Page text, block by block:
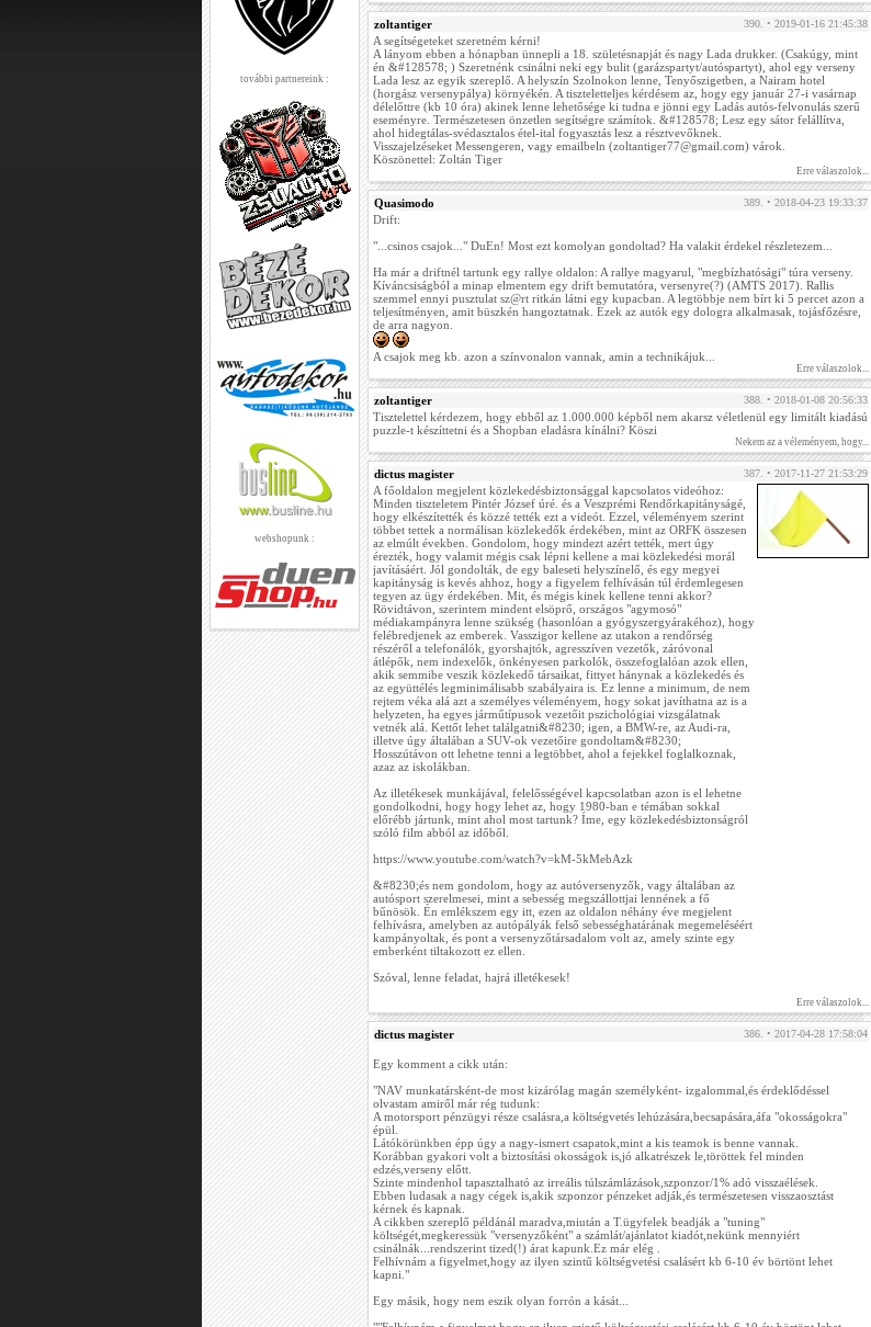
további partnereink :
webshopunk :
zoltantiger 390. • 2019-01-16 21:45:38
A segítségeteket szeretném kérni!
A lányom ebben a hónapban ünnepli a 18. születésnapját és nagy Lada drukker. (Csakúgy, mint
én &#128578; ) Szeretnénk csinálni neki egy bulit (garázspartyt/autóspartyt), ahol egy verseny
Lada lesz az egyik szereplő. A helyszín Szolnokon lenne, Tenyőszigetben, a Nairam hotel
(horgász versenypálya) környékén. A tiszteletteljes kérdésem az, hogy egy január 27-i vasárnap
délelőttre (kb 10 óra) akinek lenne lehetősége ki tudna e jönni egy Ladás autós-felvonulás szerű
eseményre. Természetesen önzetlen segítségre számítok. &#128578; Lesz egy sátor felállítva,
ahol hidegtálas-svédasztalos étel-ital fogyasztás lesz a résztvevőknek.
Visszajelzéseket Messengeren, vagy emailbeln (zoltantiger77@gmail.com) várok.
Köszönettel: Zoltán Tiger
Erre válaszolok...
Quasimodo 389. • 2018-04-23 19:33:37
Drift:
"...csinos csajok..." DuEn! Most ezt komolyan gondoltad? Ha valakit érdekel részletezem...
Ha már a driftnél tartunk egy rallye oldalon: A rallye magyarul, "megbízhatósági" túra verseny.
Kíváncsiságból a minap elmentem egy drift bemutatóra, versenyre(?) (AMTS 2017). Rallis
szemmel ennyi pusztulat sz@rt ritkán látni egy kupacban. A legtöbbje nem bírt ki 5 percet azon a
teljesítményen, amit büszkén hangoztatnak. Ezek az autók egy dologra alkalmasak, tojásfőzésre,
de arra nagyon.
A csajok meg kb. azon a színvonalon vannak, amin a technikájuk...
Erre válaszolok...
zoltantiger 388. • 2018-01-08 20:56:33
Tisztelettel kérdezem, hogy ebből az 1.000.000 képből nem akarsz véletlenül egy limitált kiadású
puzzle-t készíttetni és a Shopban eladásra kínálni? Köszi
Nekem az a véleményem, hogy...
dictus magister 387. • 2017-11-27 21:53:29
A főoldalon megjelent közlekedésbiztonsággal kapcsolatos videóhoz:
Minden tiszteletem Pintér József úré. és a Veszprémi Rendőrkapitányságé,
hogy elkészítették és közzé tették ezt a videót. Ezzel, véleményem szerint
többet tettek a normálisan közlekedők érdekében, mint az ORFK összesen
az elmúlt években. Gondolom, hogy mindezt azért tették, mert úgy
érezték, hogy valamit mégis csak lépni kellene a mai közlekedési morál
javításáért. Jól gondolták, de egy baleseti helyszínelő, és egy megyei
kapitányság is kevés ahhoz, hogy a figyelem felhívásán túl érdemlegesen
tegyen az ügy érdekében. Mit, és mégis kinek kellene tenni akkor?
Rövidtávon, szerintem mindent elsöprő, országos "agymosó"
médiakampányra lenne szükség (hasonlóan a gyógyszergyárakéhoz), hogy
felébredjenek az emberek. Vasszigor kellene az utakon a rendőrség
részéről a telefonálók, gyorshajtók, agresszíven vezetők, záróvonal
átlépők, nem indexelők, önkényesen parkolók, összefoglalóan azok ellen,
akik semmibe veszik közlekedő társaikat, fittyet hánynak a közlekedés és
az együttélés legminimálisabb szabályaira is. Ez lenne a minimum, de nem
rejtem véka alá azt a személyes véleményem, hogy sokat javíthatna az is a
helyzeten, ha egyes járműtípusok vezetőit pszichológiai vizsgálatnak
vetnék alá. Kettőt lehet találgatni&#8230; igen, a BMW-re, az Audi-ra,
illetve úgy általában a SUV-ok vezetőire gondoltam&#8230;
Hosszútávon ott lehetne tenni a legtöbbet, ahol a fejekkel foglalkoznak,
azaz az iskolákban.
Az illetékesek munkájával, felelősségével kapcsolatban azon is el lehetne
gondolkodni, hogy hogy lehet az, hogy 1980-ban e témában sokkal
előrébb jártunk, mint ahol most tartunk? Íme, egy közlekedésbiztonságról
szóló film abból az időből.
https://www.youtube.com/watch?v=kM-5kMebAzk
&#8230;és nem gondolom, hogy az autóversenyzők, vagy általában az
autósport szerelmesei, mint a sebesség megszállottjai lennének a fő
bűnösök. Én emlékszem egy itt, ezen az oldalon néhány éve megjelent
felhívásra, amelyben az autópályák felső sebességhatárának megemeléséért
kampányoltak, és pont a versenyzőtársadalom volt az, amely szinte egy
emberként tiltakozott ez ellen.
Szóval, lenne feladat, hajrá illetékesek!
Erre válaszolok...
dictus magister 386. • 2017-04-28 17:58:04
Egy komment a cikk után:
"NAV munkatársként-de most kizárólag magán személyként- izgalommal,és érdeklődéssel
olvastam amiről már rég tudunk:
A motorsport pénzügyi része csalásra,a költségvetés lehúzására,becsapására,áfa "okosságokra"
épül.
Látókörünkben épp úgy a nagy-ismert csapatok,mint a kis teamok is benne vannak.
Korábban gyakori volt a biztosítási okosságok is,jó alkatrészek le,töröttek fel minden
edzés,verseny előtt.
Szinte mindenhol tapasztalható az irreális túlszámlázások,szponzor/1% adó visszaélések.
Ebben ludasak a nagy cégek is,akik szponzor pénzeket adják,és természetesen visszaosztást
kérnek és kapnak.
A cikkben szereplő példánál maradva,miután a T.ügyfelek beadják a "tuning"
költségét,megkeressük "versenyzőként" a számlát/ajánlatot kiadót,nekünk mennyiért
csinálnák...rendszerint tized(!) árat kapunk.Ez már elég .
Felhívnám a figyelmet,hogy az ilyen szintű költségvetési csalásért kb 6-10 év börtönt lehet
kapni."
Egy másik, hogy nem eszik olyan forrón a kását...